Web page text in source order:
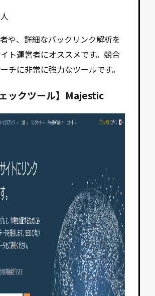
や、詳細なバックリンク解析を
ト運営者にオススメです。競合
チに非常に強力なツールです。
ェックツール】Majestic